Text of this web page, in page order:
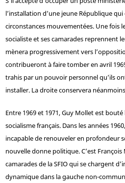
l’installation d’une jeune République
circonstances mouvementées. Une fois
socialiste et ses camarades reprennent
mènera progressivement vers
contribueront à faire tomber en avril
trahis par un pouvoir personnel qu’ils
installer. La droite conservera
Entre 1969 et 1971, Guy Mollet est
socialisme français. Dans les années
incapable de renouveler en profondeur
nouvelle donne politique. C’est
camarades de la SFIO qui se chargent
dynamique dans la gauche non-